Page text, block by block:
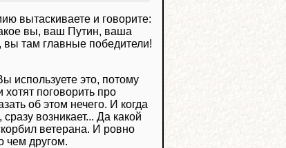
вытаскиваете и говорите:
вы, ваш Путин, ваша
там главные победители!
используете это, потому
поговорить про
об этом нечего. И когда
возникает... Да какой
ветерана. И ровно
чем другом.